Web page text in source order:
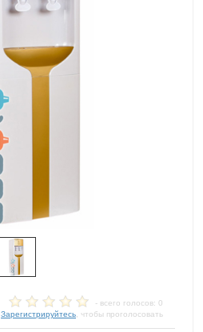
- всего голосов: 0
Зарегистрируйтесь , чтобы проголосовать